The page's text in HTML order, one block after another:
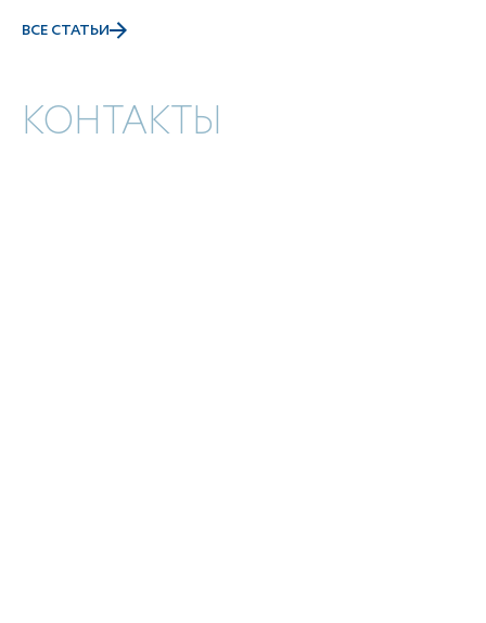
ВСЕ СТАТЬИ
КОНТАКТЫ